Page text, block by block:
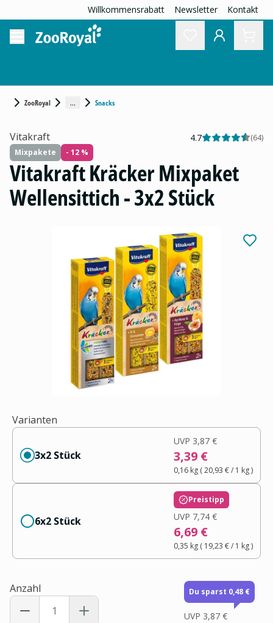
Willkommensrabatt Newsletter Kontakt
ZooRoyal ... Snacks
Vitakraft 4.7 (64)
Mixpakete
- 12 %
Vitakraft Kräcker Mixpaket
Wellensittich - 3x2 Stück
Varianten
3x2 Stück
UVP 3,87 €
3,39 €
0,16 kg(20,93 €/ 1 kg)
6x2 Stück
Preistipp
UVP 7,74 €
6,69 €
0,35 kg( 19,23 €/ 1 kg)
Anzahl Du sparst 0,48 €
UVP 3,87 €